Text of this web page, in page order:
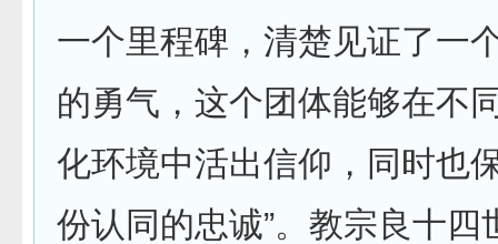
一个里程碑，清楚见证了一
的勇气，这个团体能够在不
化环境中活出信仰，同时也
份认同的忠诚”。教宗良十四